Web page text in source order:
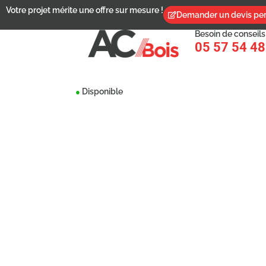
Votre projet mérite une offre sur mesure !
Demander un devis
Besoin de conseils
05 57 54
● Disponible